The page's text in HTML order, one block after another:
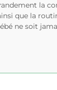
la
que la
ne soit